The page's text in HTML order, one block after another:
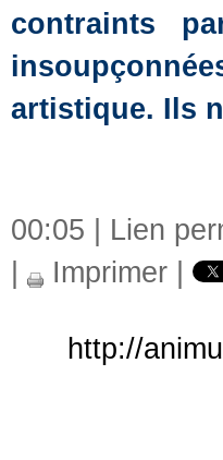
contraints
artistique. Ils
00:05 | Lien
Imprimer
http://